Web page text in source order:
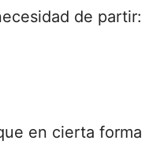
de partir:
en cierta forma